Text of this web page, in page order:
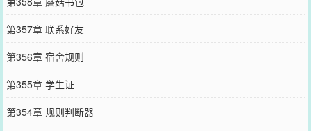
第357章 联系好友
第356章 宿舍规则
第355章 学生证
第354章 规则判断器